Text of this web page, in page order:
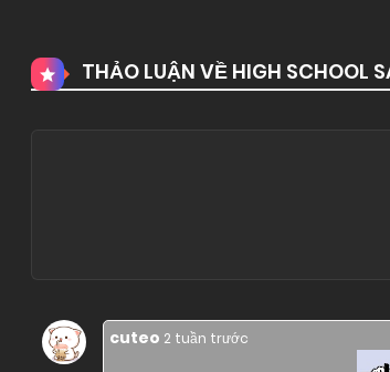
THẢO LUẬN VỀ HIGH SCHOOL
cuteo 2 tuần trước